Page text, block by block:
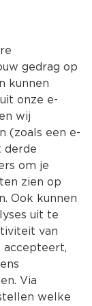
Kies jouw
gedrag op
kunnen
onze e-
wij
(zoals een e-
derde
om je
zien op
Ook kunnen
uit te
van
accepteert,
Via
welke